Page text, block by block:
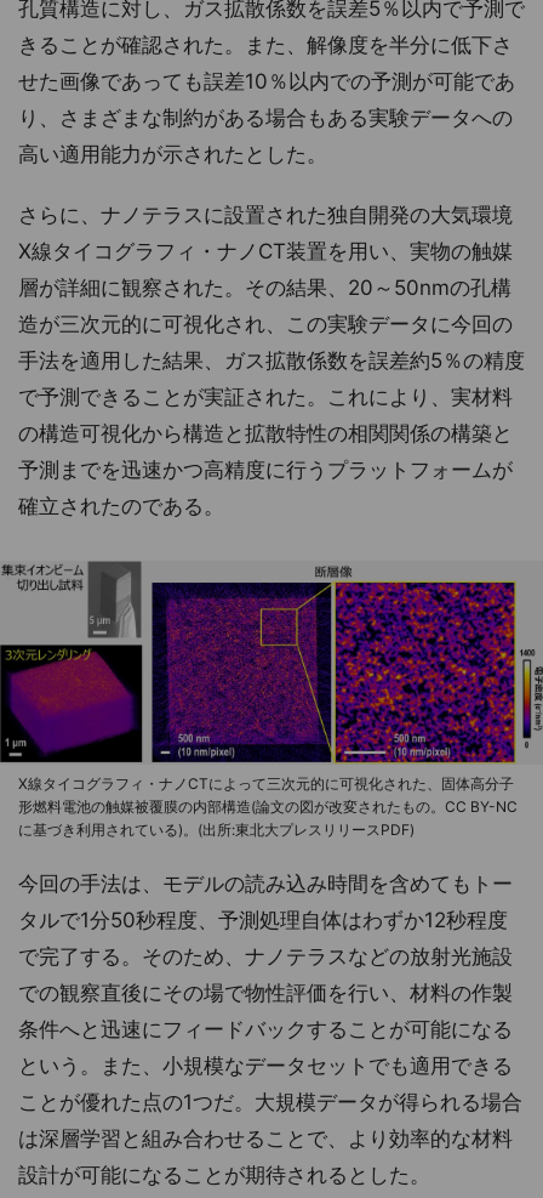
孔質構造に対し、ガス拡散係数を誤差5％以内で予測で
きることが確認された。また、解像度を半分に低下さ
せた画像であっても誤差10％以内での予測が可能であ
り、さまざまな制約がある場合もある実験データへの
高い適用能力が示されたとした。
さらに、ナノテラスに設置された独自開発の大気環境
X線タイコグラフィ・ナノCT装置を用い、実物の触媒
層が詳細に観察された。その結果、20～50nmの孔構
造が三次元的に可視化され、この実験データに今回の
手法を適用した結果、ガス拡散係数を誤差約5％の精度
で予測できることが実証された。これにより、実材料
の構造可視化から構造と拡散特性の相関関係の構築と
予測までを迅速かつ高精度に行うプラットフォームが
確立されたのである。
X線タイコグラフィ・ナノCTによって三次元的に可視化された、固体高分子
形燃料電池の触媒被覆膜の内部構造(論文の図が改変されたもの。CC BY-NC
に基づき利用されている)。(出所:東北大プレスリリースPDF)
今回の手法は、モデルの読み込み時間を含めてもトー
タルで1分50秒程度、予測処理自体はわずか12秒程度
で完了する。そのため、ナノテラスなどの放射光施設
での観察直後にその場で物性評価を行い、材料の作製
条件へと迅速にフィードバックすることが可能になる
という。また、小規模なデータセットでも適用できる
ことが優れた点の1つだ。大規模データが得られる場合
は深層学習と組み合わせることで、より効率的な材料
設計が可能になることが期待されるとした。